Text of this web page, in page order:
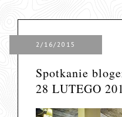
2/16/2015
Spotkanie
28 LUTEGO